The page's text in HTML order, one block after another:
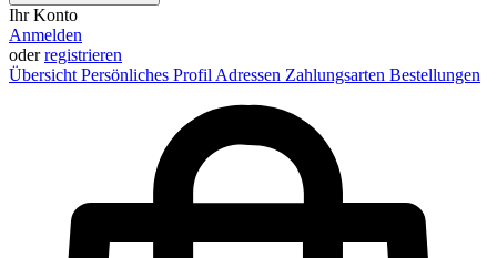
Ihr Konto
Anmelden
oderregistrieren
Übersicht Persönliches Profil Adressen Zahlungsarten Bestellungen